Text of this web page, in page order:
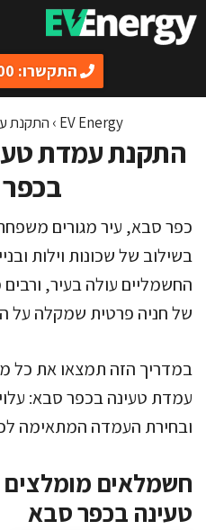
לדלג
לתוכן
התקשרו: 077-804-5600
EV Energy
› התקנת
התקנת עמדת
כפר סבא, עיר מגורים
בשילוב של שכונות וילות
החשמליים עולה בעיר,
של חניה פרטית שמקלה על
במדריך הזה תמצאו את כל
עמדת טעינה בכפר סבא:
ובחירת העמדה המתאימה
חשמלאים
טעינה בכפר סבא